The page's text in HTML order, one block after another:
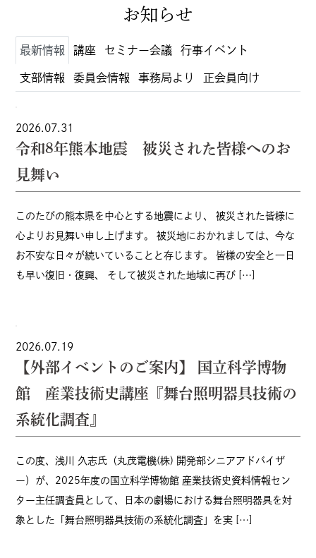
お知らせ
最新情報 講座 セミナー会議 行事イベント
支部情報 委員会情報 事務局より 正会員向け
2026.07.31
令和8年熊本地震 被災された皆様へのお
見舞い
このたびの熊本県を中心とする地震により、 被災された皆様に
心よりお見舞い申し上げます。 被災地におかれましては、今な
お不安な日々が続いていることと存じます。 皆様の安全と一日
も早い復旧・復興、 そして被災された地域に再び […]
2026.07.19
【外部イベントのご案内】 国立科学博物
館 産業技術史講座『舞台照明器具技術の
系統化調査』
この度、浅川 久志氏（丸茂電機(株) 開発部シニアアドバイザ
ー）が、2025年度の国立科学博物館 産業技術史資料情報セン
ター主任調査員として、日本の劇場における舞台照明器具を対
象とした「舞台照明器具技術の系統化調査」を実 […]